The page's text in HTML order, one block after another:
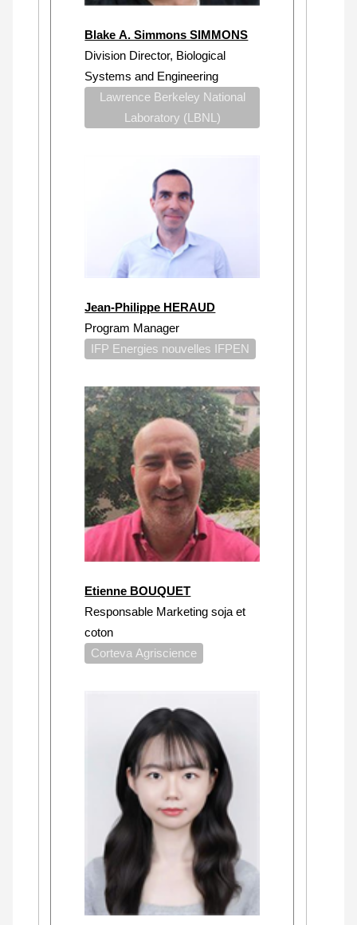
Blake A. Simmons SIMMONS
Division Director, Biological
Systems and Engineering
Lawrence Berkeley National
Laboratory (LBNL)
Jean-Philippe HERAUD
Program Manager
IFP Energies nouvelles IFPEN
Etienne BOUQUET
Responsable Marketing soja et
coton
Corteva Agriscience